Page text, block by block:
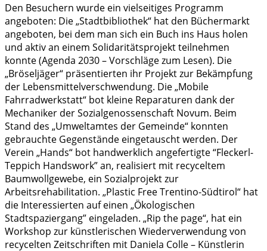
Den Besuchern wurde ein vielseitiges Programm
angeboten: Die „Stadtbibliothek“ hat den Büchermarkt
angeboten, bei dem man sich ein Buch ins Haus holen
und aktiv an einem Solidaritätsprojekt teilnehmen
konnte (Agenda 2030 – Vorschläge zum Lesen). Die
„Bröseljäger“ präsentierten ihr Projekt zur Bekämpfung
der Lebensmittelverschwendung. Die „Mobile
Fahrradwerkstatt“ bot kleine Reparaturen dank der
Mechaniker der Sozialgenossenschaft Novum. Beim
Stand des „Umweltamtes der Gemeinde“ konnten
gebrauchte Gegenstände eingetauscht werden. Der
Verein „Hands“ bot handwerklich angefertigte “Fleckerl-
Teppich Handswork” an, realisiert mit recyceltem
Baumwollgewebe, ein Sozialprojekt zur
Arbeitsrehabilitation. „Plastic Free Trentino-Südtirol“ hat
die Interessierten auf einen „Ökologischen
Stadtspaziergang” eingeladen. „Rip the page“, hat ein
Workshop zur künstlerischen Wiederverwendung von
recycelten Zeitschriften mit Daniela Colle – Künstlerin